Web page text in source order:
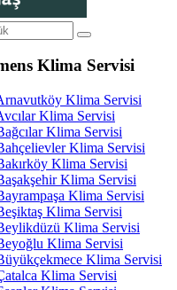
Klima Servisi
Klima Servisi
Klima Servisi
Klima Servisi
Klima Servisi
Klima Servisi
Klima Servisi
Klima Servisi
Klima Servisi
Klima Servisi
Klima Servisi
Klima Servisi
Klima Servisi